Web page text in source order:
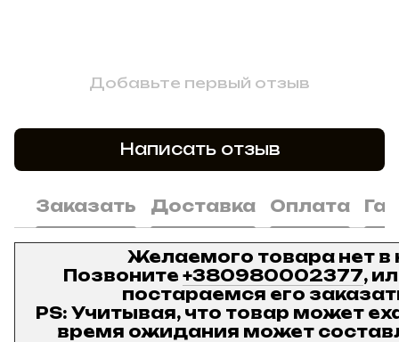
Добавьте первый отзыв
Написать отзыв
Заказать Доставка Оплата
Желаемого товара нет в
Позвоните +380980002377,
постараемся его
PS: Учитывая, что товар может
время ожидания может